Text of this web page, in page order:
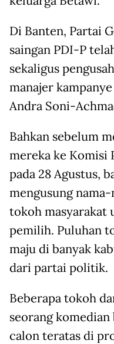
Di Banten, Partai
saingan PDI-P
sekaligus
manajer
Andra Soni-
Bahkan sebelum
mereka ke Komisi
pada 28 Agustus,
mengusung
tokoh masyarakat
pemilih. Puluhan
maju di banyak
dari partai politik.
Beberapa tokoh
seorang
calon teratas di